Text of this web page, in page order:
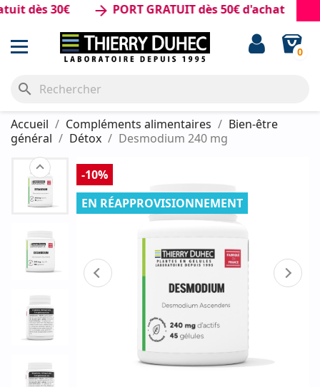
dès 30€ PORT GRATUIT dès 50€ d'achat
0
search
Accueil Compléments alimentaires
Bien-être
général
Détox Desmodium 240 mg
-10%
EN RÉAPPROVISIONNEMENT